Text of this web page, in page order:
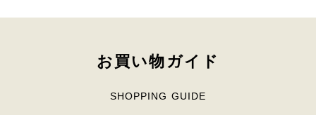
お買い物ガイド
SHOPPING GUIDE